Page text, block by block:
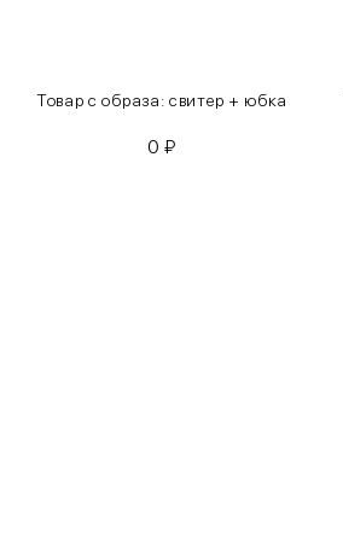
Товар с образа: свитер + юбка
0₽